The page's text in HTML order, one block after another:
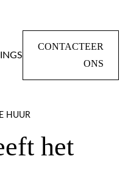
CONTACTEER
ONS
HUUR
het